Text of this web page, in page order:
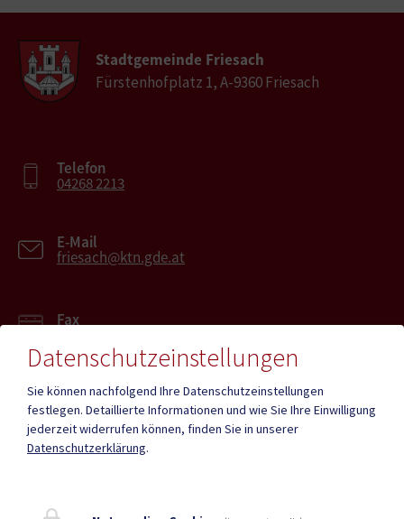
Stadtgemeinde Friesach
Fürstenhofplatz 1, A-9360 Friesach
Telefon
04268 2213
E-Mail
friesach@ktn.gde.at
Fax
Mehr
Quicklinks
Datenschutzeinstellungen
Sie können nachfolgend Ihre Datenschutzeinstellungen
festlegen. Detaillierte Informationen und wie Sie Ihre Einwilligung
jederzeit widerrufen können, finden Sie in unserer
Datenschutzerklärung.